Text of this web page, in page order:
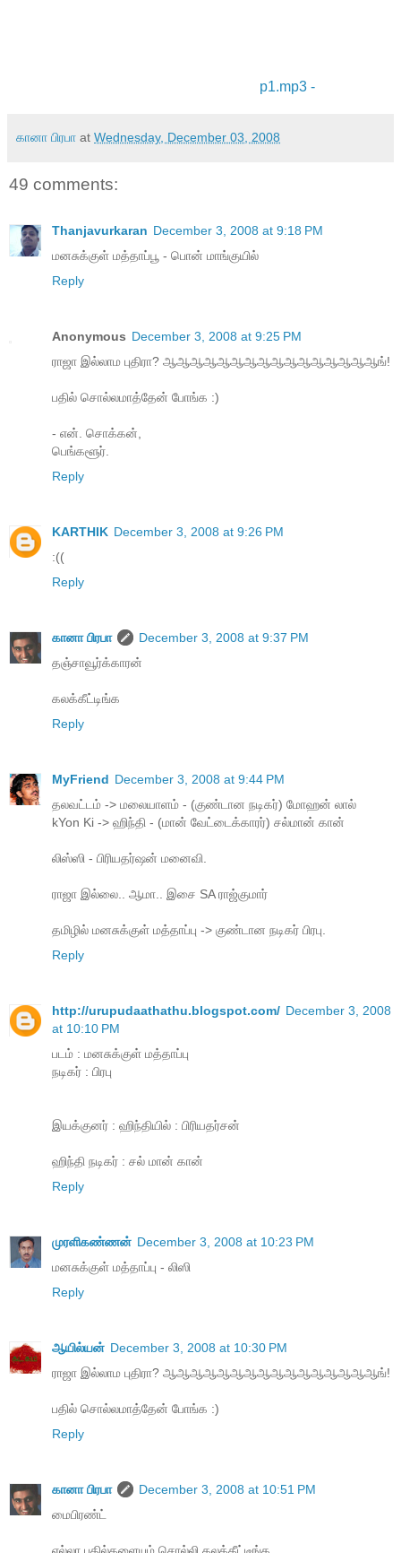
p1.mp3 -
கானா பிரபா at Wednesday, December 03, 2008
49 comments:
Thanjavurkaran December 3, 2008 at 9:18 PM
மனசுக்குள் மத்தாப்பூ - பொன் மாங்குயில்
Reply
Anonymous December 3, 2008 at 9:25 PM
ராஜா இல்லாம புதிரா? ஆஆஆஆஆஆஆஆஆஆஆஆஆஆஆஆங்!
பதில் சொல்லமாத்தேன் போங்க :)
- என். சொக்கன்,
பெங்களூர்.
Reply
KARTHIK December 3, 2008 at 9:26 PM
:((
Reply
கானா பிரபா
December 3, 2008 at 9:37 PM
தஞ்சாவூர்க்காரன்
கலக்கீட்டிங்க
Reply
MyFriend December 3, 2008 at 9:44 PM
தலவட்டம் -> மலையாளம் - (குண்டான நடிகர்) மோஹன் லால்
kYon Ki -> ஹிந்தி - (மான் வேட்டைக்காரர்) சல்மான் கான்
லிஸ்ஸி - பிரியதர்ஷன் மனைவி.
ராஜா இல்லை.. ஆமா.. இசை SA ராஜ்குமார்
தமிழில் மனசுக்குள் மத்தாப்பு -> குண்டான நடிகர் பிரபு.
Reply
http://urupudaathathu.blogspot.com/ December 3, 2008
at 10:10 PM
படம் : மனசுக்குள் மத்தாப்பு
நடிகர் : பிரபு
இயக்குனர் : ஹிந்தியில் : பிரியதர்சன்
ஹிந்தி நடிகர் : சல் மான் கான்
Reply
முரளிகண்ணன் December 3, 2008 at 10:23 PM
மனசுக்குள் மத்தாப்பு - லிஸி
Reply
ஆயில்யன் December 3, 2008 at 10:30 PM
ராஜா இல்லாம புதிரா? ஆஆஆஆஆஆஆஆஆஆஆஆஆஆஆஆங்!
பதில் சொல்லமாத்தேன் போங்க :)
Reply
கானா பிரபா
December 3, 2008 at 10:51 PM
மைபிரண்ட்